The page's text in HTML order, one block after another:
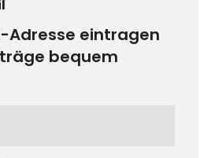
Adresse eintragen
bequem